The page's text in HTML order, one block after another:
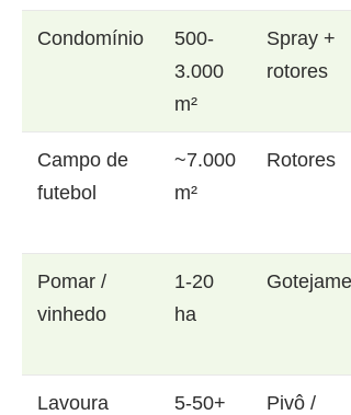
Condomínio
500-
3.000
m²
Spray +
rotores
Campo de
futebol
~7.000
m²
Rotores
Pomar /
vinhedo
1-20
ha
Lavoura
5-50+
Pivô /